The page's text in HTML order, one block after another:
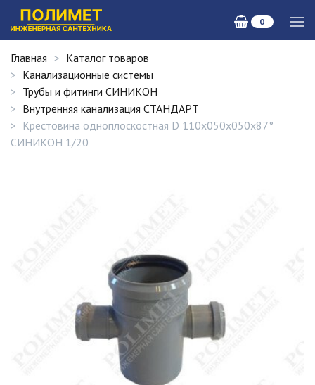
0
Главная
Каталог товаров
Канализационные системы
Трубы и фитинги СИНИКОН
Внутренняя канализация СТАНДАРТ
Крестовина одноплоскостная D 110х050х050х87°
СИНИКОН 1/20